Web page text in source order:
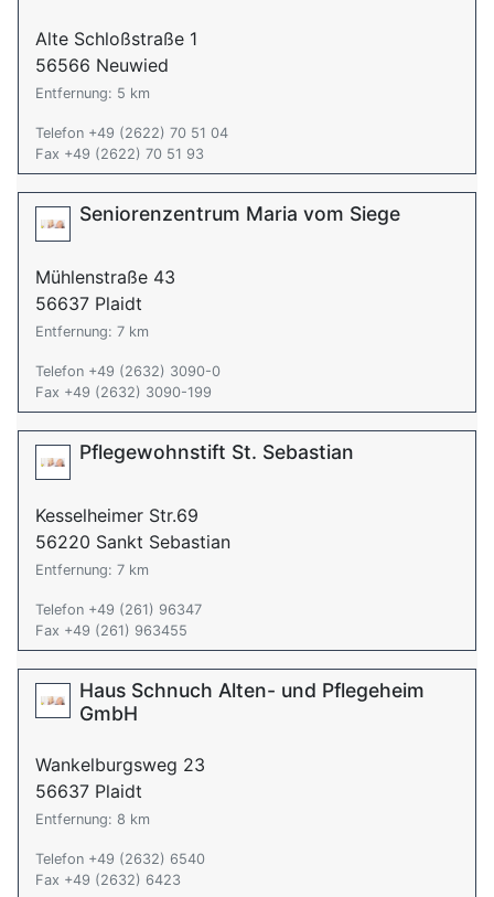
Alte Schloßstraße 1
56566 Neuwied
Entfernung: 5 km
Telefon +49 (2622) 70 51 04
Fax +49 (2622) 70 51 93
Seniorenzentrum Maria vom Siege
Mühlenstraße 43
56637 Plaidt
Entfernung: 7 km
Telefon +49 (2632) 3090-0
Fax +49 (2632) 3090-199
Pflegewohnstift St. Sebastian
Kesselheimer Str.69
56220 Sankt Sebastian
Entfernung: 7 km
Telefon +49 (261) 96347
Fax +49 (261) 963455
Haus Schnuch Alten- und Pflegeheim
GmbH
Wankelburgsweg 23
56637 Plaidt
Entfernung: 8 km
Telefon +49 (2632) 6540
Fax +49 (2632) 6423